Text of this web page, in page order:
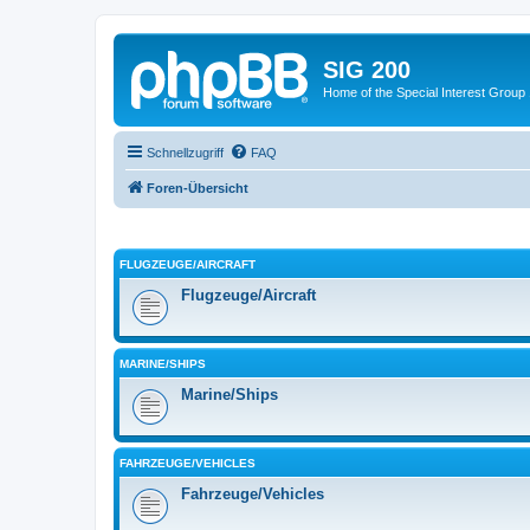
SIG 200
Home of the Special Interest Group
Schnellzugriff FAQ
Foren-Übersicht
FLUGZEUGE/AIRCRAFT
Flugzeuge/Aircraft
MARINE/SHIPS
Marine/Ships
FAHRZEUGE/VEHICLES
Fahrzeuge/Vehicles